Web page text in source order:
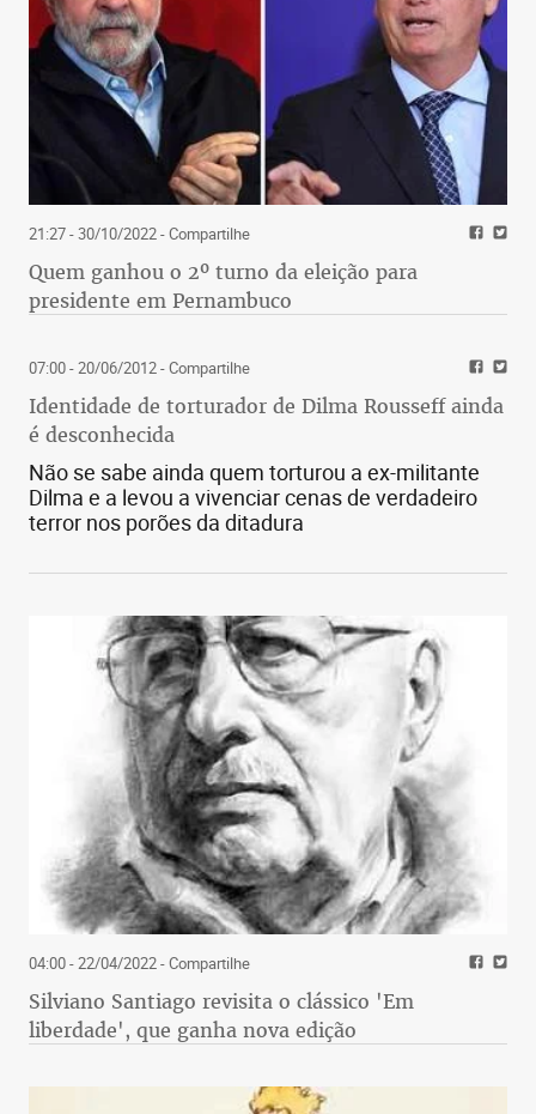
21:27 - 30/10/2022- Compartilhe
Quem ganhou o 2º turno da eleição para
presidente em Pernambuco
07:00 - 20/06/2012- Compartilhe
Identidade de torturador de Dilma Rousseff ainda
é desconhecida
Não se sabe ainda quem torturou a ex-militante
Dilma e a levou a vivenciar cenas de verdadeiro
terror nos porões da ditadura
04:00 - 22/04/2022- Compartilhe
Silviano Santiago revisita o clássico 'Em
liberdade', que ganha nova edição